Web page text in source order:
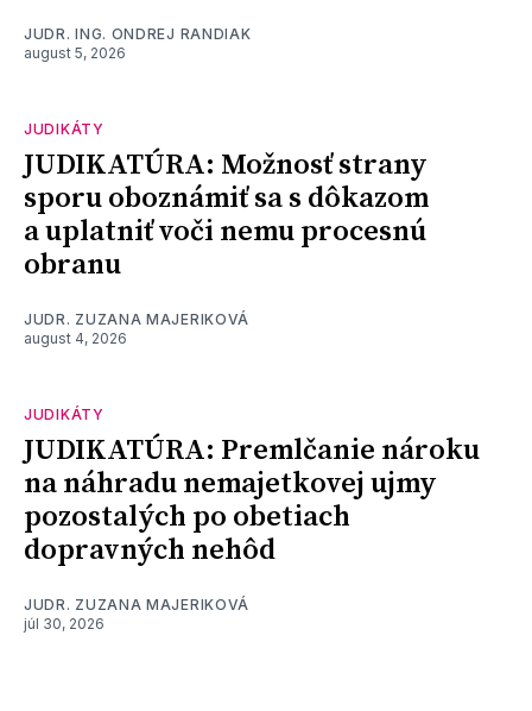
JUDR. ING. ONDREJ RANDIAK
august 5, 2026
JUDIKÁTY
JUDIKATÚRA: Možnosť strany
sporu oboznámiť sa s dôkazom
a uplatniť voči nemu procesnú
obranu
JUDR. ZUZANA MAJERIKOVÁ
august 4, 2026
JUDIKÁTY
JUDIKATÚRA: Premlčanie nároku
na náhradu nemajetkovej ujmy
pozostalých po obetiach
dopravných nehôd
JUDR. ZUZANA MAJERIKOVÁ
júl 30, 2026